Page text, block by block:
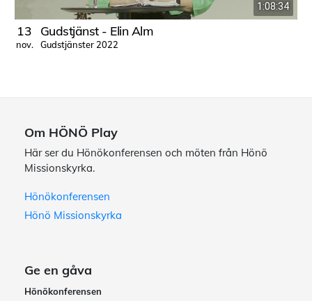
1:08:34
13
nov.
Gudstjänst - Elin Alm
Gudstjänster 2022
Om HÖNÖ Play
Här ser du Hönökonferensen och möten från Hönö
Missionskyrka.
Hönökonferensen
Hönö Missionskyrka
Ge en gåva
Hönökonferensen